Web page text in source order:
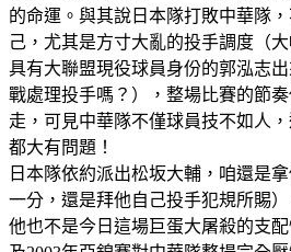
的命運。與其說日本隊打敗中華隊
己，尤其是方寸大亂的投手調度（
具有大聯盟現役球員身份的郭泓志
戰處理投手嗎？），整場比賽的節
走，可見中華隊不僅球員技不如人
都大有問題！
日本隊依約派出松坂大輔，咱還是
一分，還是拜他自己投手犯規所賜
他也不是今日這場巨蛋大屠殺的支